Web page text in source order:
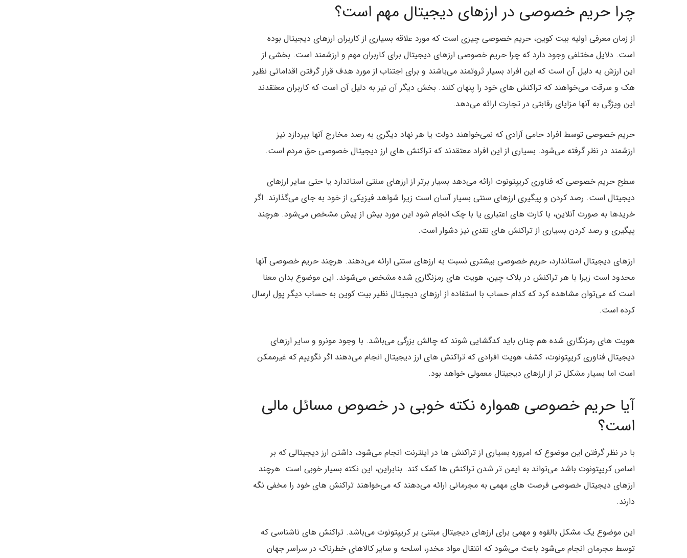
چرا حریم خصوصی در ارزهای دیجیتال مهم است؟
از زمان معرفی اولیه بیت کوین، حریم خصوصی چیزی است که مورد علاقه بسیاری از کاربران ارزهای دیجیتال بوده
است. دلایل مختلفی وجود دارد که چرا حریم خصوصی ارزهای دیجیتال برای کاربران مهم و ارزشمند است. بخشی از
این ارزش به دلیل آن است که این افراد بسیار ثروتمند می‌باشند و برای اجتناب از مورد هدف قرار گرفتن اقداماتی نظیر
هک و سرقت می‌خواهند که تراکنش های خود را پنهان کنند. بخش دیگر آن نیز به دلیل آن است که کاربران معتقدند
این ویژگی به آنها مزایای رقابتی در تجارت ارائه می‌دهد.
حریم خصوصی توسط افراد حامی آزادی که نمی‌خواهند دولت یا هر نهاد دیگری به رصد مخارج آنها بپردازد نیز
ارزشمند در نظر گرفته می‌شود. بسیاری از این افراد معتقدند که تراکنش های ارز دیجیتال خصوصی حق مردم است.
سطح حریم خصوصی که فناوری کریپتونوت ارائه می‌دهد بسیار برتر از ارزهای سنتی استاندارد یا حتی سایر ارزهای
دیجیتال است. رصد کردن و پیگیری ارزهای سنتی بسیار آسان است زیرا شواهد فیزیکی از خود به جای می‌گذارند. اگر
خریدها به صورت آنلاین، با کارت های اعتباری یا با چک انجام شود این مورد بیش از پیش مشخص می‌شود. هرچند
پیگیری و رصد کردن بسیاری از تراکنش های نقدی نیز دشوار است.
ارزهای دیجیتال استاندارد، حریم خصوصی بیشتری نسبت به ارزهای سنتی ارائه می‌دهند. هرچند حریم خصوصی آنها
محدود است زیرا با هر تراکنش در بلاک چین، هویت های رمزنگاری شده مشخص می‌شوند. این موضوع بدان معنا
است که می‌توان مشاهده کرد که کدام حساب با استفاده از ارزهای دیجیتال نظیر بیت کوین به حساب دیگر پول ارسال
کرده است.
هویت های رمزنگاری شده هم چنان باید کدگشایی شوند که چالش بزرگی می‌باشد. با وجود مونرو و سایر ارزهای
دیجیتال فناوری کریپتونوت، کشف هویت افرادی که تراکنش های ارز دیجیتال انجام می‌دهند اگر نگوییم که غیرممکن
است اما بسیار مشکل تر از ارزهای دیجیتال معمولی خواهد بود.
آیا حریم خصوصی همواره نکته خوبی در خصوص مسائل مالی
است؟
با در نظر گرفتن این موضوع که امروزه بسیاری از تراکنش ها در اینترنت انجام می‌شود، داشتن ارز دیجیتالی که بر
اساس کریپتونوت باشد می‌تواند به ایمن تر شدن تراکنش ها کمک کند. بنابراین، این نکته بسیار خوبی است. هرچند
ارزهای دیجیتال خصوصی فرصت های مهمی به مجرمانی ارائه می‌دهند که می‌خواهند تراکنش های خود را مخفی نگه
دارند.
این موضوع یک مشکل بالقوه و مهمی برای ارزهای دیجیتال مبتنی بر کریپتونوت می‌باشد. تراکنش های ناشناسی که
توسط مجرمان انجام می‌شود باعث می‌شود که انتقال مواد مخدر، اسلحه و سایر کالاهای خطرناک در سراسر جهان